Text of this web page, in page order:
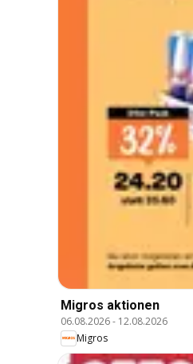
Migros aktionen
06.08.2026- 12.08.2026
Migros